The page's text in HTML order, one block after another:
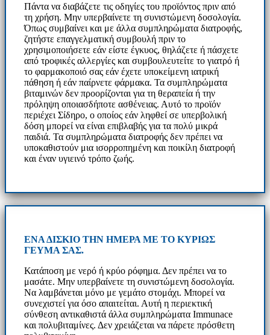
Πάντα να διαβάζετε τις οδηγίες του προϊόντος πριν από
τη χρήση. Μην υπερβαίνετε τη συνιστώμενη δοσολογία.
Όπως συμβαίνει και με άλλα συμπληρώματα διατροφής,
ζητήστε επαγγελματική συμβουλή πριν το
χρησιμοποιήσετε εάν είστε έγκυος, θηλάζετε ή πάσχετε
από τροφικές αλλεργίες και συμβουλευτείτε το γιατρό ή
το φαρμακοποιό σας εάν έχετε υποκείμενη ιατρική
πάθηση ή εάν παίρνετε φάρμακα. Τα συμπληρώματα
βιταμινών δεν προορίζονται για τη θεραπεία ή την
πρόληψη οποιασδήποτε ασθένειας. Αυτό το προϊόν
περιέχει Σίδηρο, ο οποίος εάν ληφθεί σε υπερβολική
δόση μπορεί να είναι επιβλαβής για τα πολύ μικρά
παιδιά. Τα συμπληρώματα διατροφής δεν πρέπει να
υποκαθιστούν μια ισορροπημένη και ποικίλη διατροφή
και έναν υγιεινό τρόπο ζωής.
ΕΝΑ ΔΙΣΚΙΟ ΤΗΝ ΗΜΕΡΑ ΜΕ ΤΟ ΚΥΡΙΩΣ
ΓΕΥΜΑ ΣΑΣ.
Κατάποση με νερό ή κρύο ρόφημα. Δεν πρέπει να το
μασάτε. Μην υπερβαίνετε τη συνιστώμενη δοσολογία.
Να λαμβάνεται μόνο με γεμάτο στομάχι. Μπορεί να
συνεχιστεί για όσο απαιτείται. Αυτή η περιεκτική
σύνθεση αντικαθιστά άλλα συμπληρώματα Immunace
και πολυβιταμίνες. Δεν χρειάζεται να πάρετε πρόσθετη